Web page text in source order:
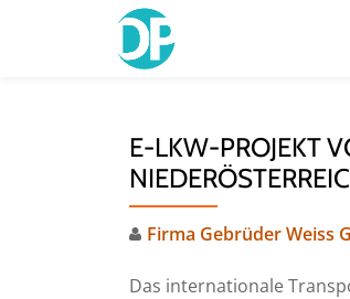
E-LKW-PROJEKT
Firma Gebrüder Weiss
Das internationale